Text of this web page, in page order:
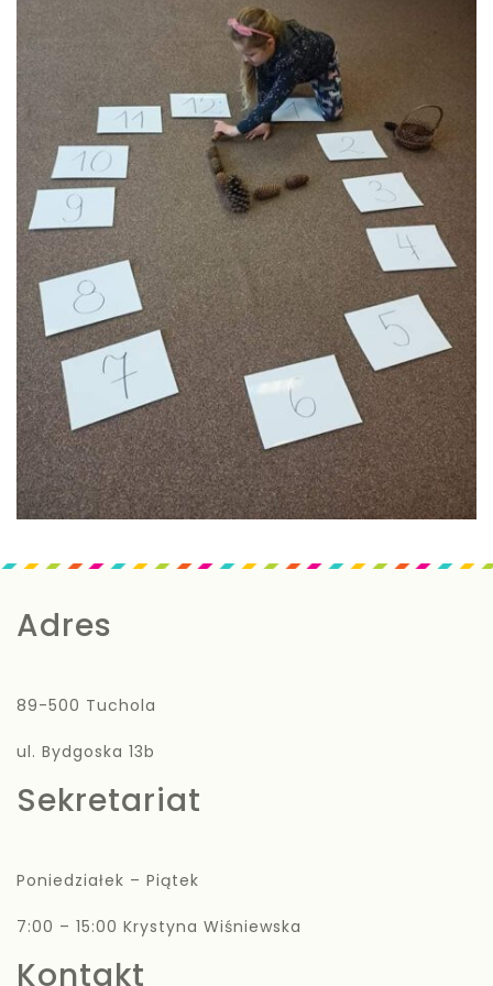
Adres
89-500 Tuchola
ul. Bydgoska 13b
Sekretariat
Poniedziałek – Piątek
7:00 – 15:00 Krystyna Wiśniewska
Kontakt